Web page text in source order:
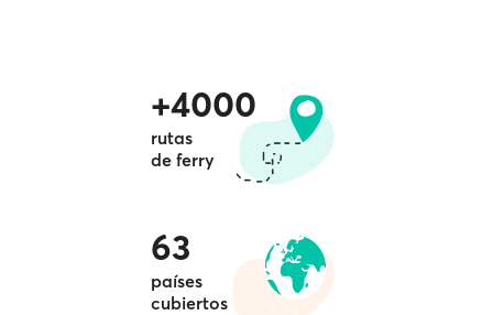
+4000
rutas
de ferry
63
países
cubiertos